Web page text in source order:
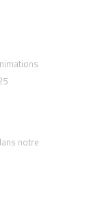
notre